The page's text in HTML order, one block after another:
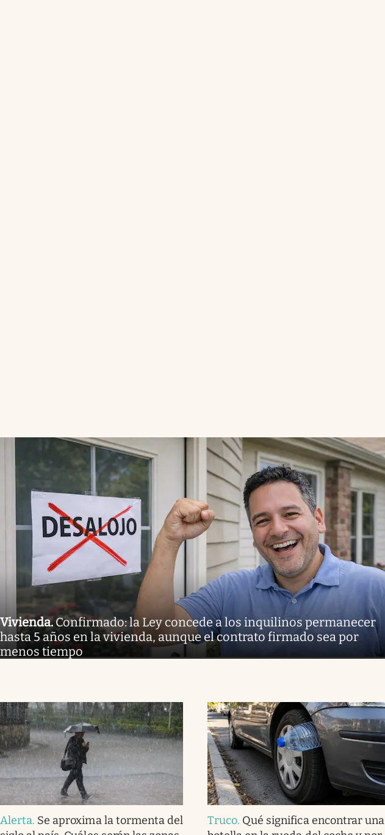
Vivienda.Confirmado: la Ley concede a los inquilinos permanecer
hasta 5 años en la vivienda, aunque el contrato firmado sea por
menos tiempo
Alerta. Se aproxima la tormenta del
Truco. Qué significa encontrar una